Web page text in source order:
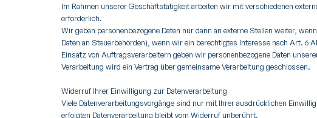
Im Rahmen unserer Geschäftstätigkeit arbeiten wir mit verschiedenen
erforderlich.
Wir geben personenbezogene Daten nur dann an externe Stellen weiter,
Daten an Steuerbehörden), wenn wir ein berechtigtes Interesse nach Art. 6
Einsatz von Auftragsverarbeitern geben wir personenbezogene Daten
Verarbeitung wird ein Vertrag über gemeinsame Verarbeitung geschlossen.
Widerruf Ihrer Einwilligung zur Datenverarbeitung
Viele Datenverarbeitungsvorgänge sind nur mit Ihrer ausdrücklichen
erfolgten Datenverarbeitung bleibt vom Widerruf unberührt.